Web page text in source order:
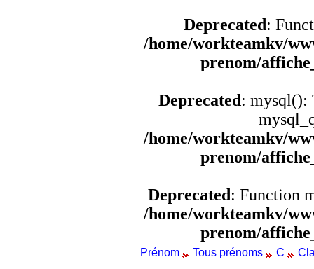
Deprecated:
/home/workteamkv/
prenom/
Deprecated: mysql():
/home/workteamkv/
prenom/
Deprecated: Function
/home/workteamkv/
prenom/
Prénom Tous prénoms C